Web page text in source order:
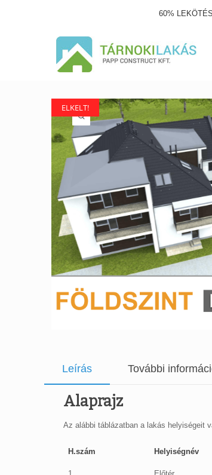
60%
ELKELT!
ELKELT!
Leírás További
Alaprajz
Az alábbi táblázatban a lakás helyiségeit
H.szám Helyiségnév